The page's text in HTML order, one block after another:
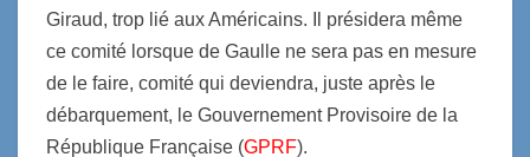
Giraud, trop lié aux Américains. Il présidera même
ce comité lorsque de Gaulle ne sera pas en mesure
de le faire, comité qui deviendra, juste après le
débarquement, le Gouvernement Provisoire de la
République Française (GPRF).